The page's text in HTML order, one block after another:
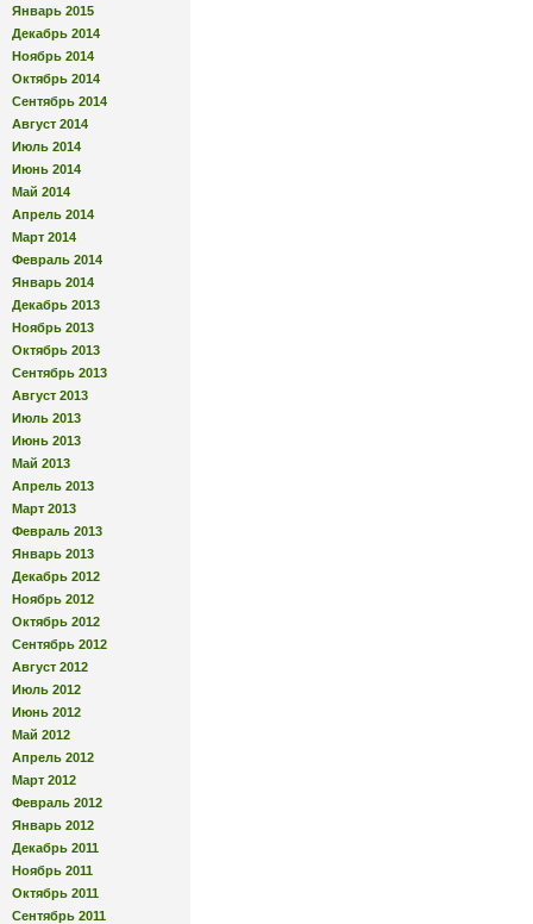
Январь 2015
Декабрь 2014
Ноябрь 2014
Октябрь 2014
Сентябрь 2014
Август 2014
Июль 2014
Июнь 2014
Май 2014
Апрель 2014
Март 2014
Февраль 2014
Январь 2014
Декабрь 2013
Ноябрь 2013
Октябрь 2013
Сентябрь 2013
Август 2013
Июль 2013
Июнь 2013
Май 2013
Апрель 2013
Март 2013
Февраль 2013
Январь 2013
Декабрь 2012
Ноябрь 2012
Октябрь 2012
Сентябрь 2012
Август 2012
Июль 2012
Июнь 2012
Май 2012
Апрель 2012
Март 2012
Февраль 2012
Январь 2012
Декабрь 2011
Ноябрь 2011
Октябрь 2011
Сентябрь 2011